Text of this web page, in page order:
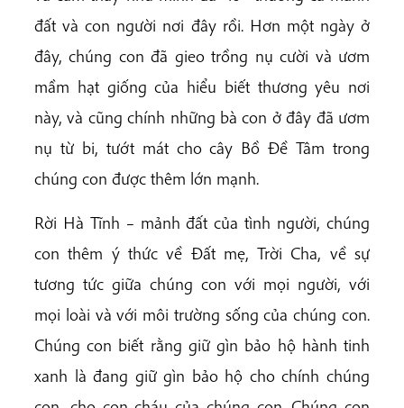
đất và con người nơi đây rồi. Hơn một ngày ở
đây, chúng con đã gieo trồng nụ cười và ươm
mầm hạt giống của hiểu biết thương yêu nơi
này, và cũng chính những bà con ở đây đã ươm
nụ từ bi, tướt mát cho cây Bồ Đề Tâm trong
chúng con được thêm lớn mạnh.
Rời Hà Tĩnh – mảnh đất của tình người, chúng
con thêm ý thức về Đất mẹ, Trời Cha, về sự
tương tức giữa chúng con với mọi người, với
mọi loài và với môi trường sống của chúng con.
Chúng con biết rằng giữ gìn bảo hộ hành tinh
xanh là đang giữ gìn bảo hộ cho chính chúng